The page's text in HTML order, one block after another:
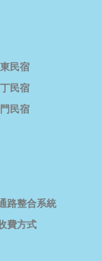
民宿
民宿
民宿
路整合系統
費方式